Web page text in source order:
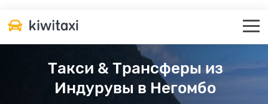
Такси & Трансферы из
Индурувы в Негомбо